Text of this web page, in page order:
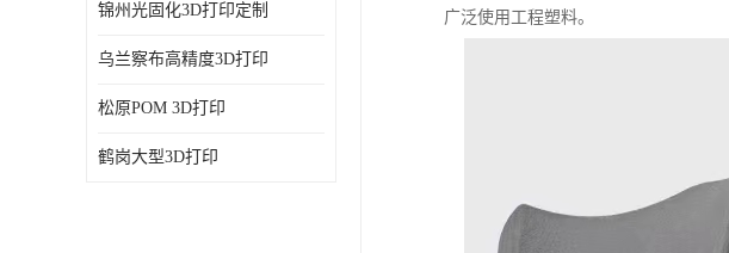
锦州光固化3D打印定制
乌兰察布高精度3D打印
松原POM 3D打印
鹤岗大型3D打印
广泛使用工程塑料。